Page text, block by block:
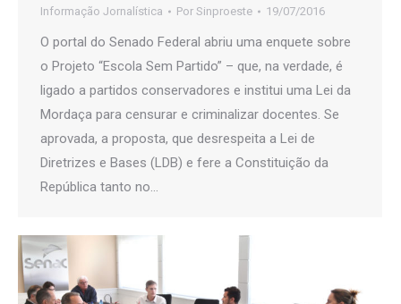
Informação Jornalística Por Sinproeste 19/07/2016
O portal do Senado Federal abriu uma enquete sobre
o Projeto “Escola Sem Partido” – que, na verdade, é
ligado a partidos conservadores e institui uma Lei da
Mordaça para censurar e criminalizar docentes. Se
aprovada, a proposta, que desrespeita a Lei de
Diretrizes e Bases (LDB) e fere a Constituição da
República tanto no…